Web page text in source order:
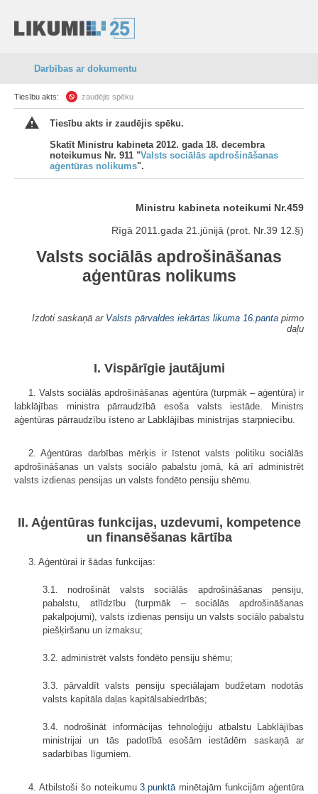
Darbības ar dokumentu
Tiesību akts: zaudējis spēku
Tiesību akts ir zaudējis spēku.
Skatīt Ministru kabineta 2012. gada 18. decembra
noteikumus Nr. 911 "Valsts sociālās apdrošināšanas
aģentūras nolikums".
Ministru kabineta noteikumi Nr.459
Rīgā 2011.gada 21.jūnijā (prot. Nr.39 12.§)
Valsts sociālās apdrošināšanas
aģentūras nolikums
Izdoti saskaņā ar Valsts pārvaldes iekārtas likuma 16.panta pirmo
daļu
I. Vispārīgie jautājumi
1. Valsts sociālās apdrošināšanas aģentūra (turpmāk – aģentūra) ir
labklājības ministra pārraudzībā esoša valsts iestāde. Ministrs
aģentūras pārraudzību īsteno ar Labklājības ministrijas starpniecību.
2. Aģentūras darbības mērķis ir īstenot valsts politiku sociālās
apdrošināšanas un valsts sociālo pabalstu jomā, kā arī administrēt
valsts izdienas pensijas un valsts fondēto pensiju shēmu.
II. Aģentūras funkcijas, uzdevumi, kompetence
un finansēšanas kārtība
3. Aģentūrai ir šādas funkcijas:
3.1. nodrošināt valsts sociālās apdrošināšanas pensiju,
pabalstu, atlīdzību (turpmāk – sociālās apdrošināšanas
pakalpojumi), valsts izdienas pensiju un valsts sociālo pabalstu
piešķiršanu un izmaksu;
3.2. administrēt valsts fondēto pensiju shēmu;
3.3. pārvaldīt valsts pensiju speciālajam budžetam nodotās
valsts kapitāla daļas kapitālsabiedrībās;
3.4. nodrošināt informācijas tehnoloģiju atbalstu Labklājības
ministrijai un tās padotībā esošām iestādēm saskaņā ar
sadarbības līgumiem.
4. Atbilstoši šo noteikumu3.punktāminētajām funkcijām aģentūra